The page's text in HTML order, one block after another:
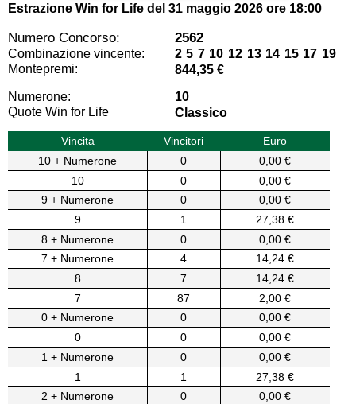
Estrazione Win for Life del 31 maggio 2026 ore 18:00
Numero Concorso: 2562
Combinazione vincente:
2 5 7 10 12 13 14 15 17 19
Montepremi:
844,35 €
Numerone:
10
Quote Win for Life
Classico
Vincita Vincitori
Euro
10 + Numerone
0
0,00 €
10
0
0,00 €
9 + Numerone
0
0,00 €
9
1
27,38 €
8 + Numerone
0
0,00 €
7 + Numerone
4
14,24 €
8
7
14,24 €
7
87
2,00 €
0 + Numerone
0
0,00 €
0
0
0,00 €
1 + Numerone
0
0,00 €
1
1
27,38 €
2 + Numerone
0
0,00 €